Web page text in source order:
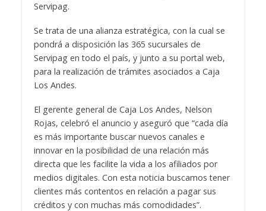
Servipag.
Se trata de una alianza estratégica, con la cual se
pondrá a disposición las 365 sucursales de
Servipag en todo el país, y junto a su portal web,
para la realización de trámites asociados a Caja
Los Andes.
El gerente general de Caja Los Andes, Nelson
Rojas, celebró el anuncio y aseguró que “cada día
es más importante buscar nuevos canales e
innovar en la posibilidad de una relación más
directa que les facilite la vida a los afiliados por
medios digitales. Con esta noticia buscamos tener
clientes más contentos en relación a pagar sus
créditos y con muchas más comodidades”.